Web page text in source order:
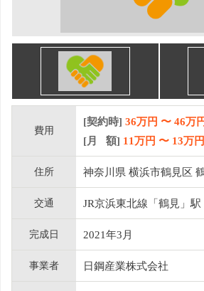
費用
[契約時] 36万円 〜 46万
[月 額] 11万円 〜 13万
住所 神奈川県 横浜市鶴見区
交通 JR京浜東北線「鶴見」
完成日 2021年3月
事業者 日鋼産業株式会社